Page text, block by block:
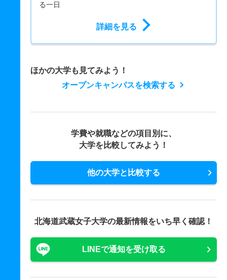
る一日
詳細を見る
ほかの大学も見てみよう！
オープンキャンパスを検索する
学費や就職などの項目別に、
大学を比較してみよう！
他の大学と比較する
北海道武蔵女子大学の最新情報をいち早く確認！
LINEで通知を受け取る